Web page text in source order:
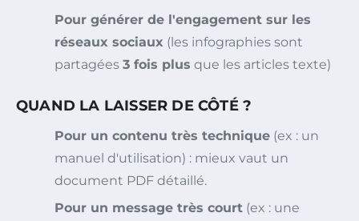
Pour générer de l'engagement sur les
réseaux sociaux (les infographies sont
partagées 3 fois plus que les articles texte)
QUAND LA LAISSER DE CÔTÉ ?
Pour un contenu très technique (ex : un
manuel d'utilisation) : mieux vaut un
document PDF détaillé.
Pour un message très court (ex : une